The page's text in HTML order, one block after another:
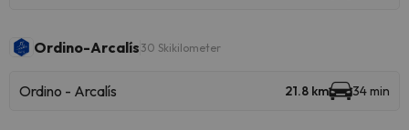
Ordino-Arcalís 30 Skikilometer
Ordino - Arcalís 21.8 km 34 min